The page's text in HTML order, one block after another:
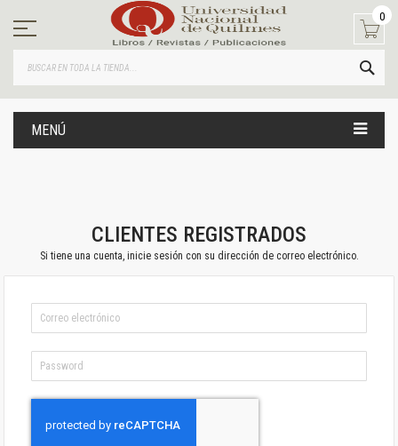
contenido
0
MENÚ
CLIENTES REGISTRADOS
Si tiene una cuenta, inicie sesión con su dirección de correo electrónico.